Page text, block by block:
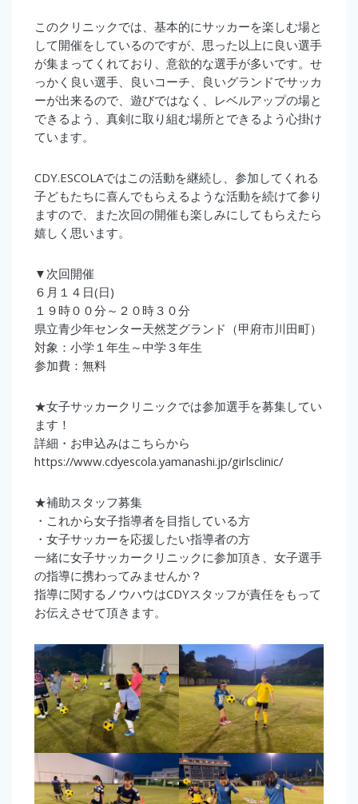
このクリニックでは、基本的にサッカーを楽しむ場と
して開催をしているのですが、思った以上に良い選手
が集まってくれており、意欲的な選手が多いです。せ
っかく良い選手、良いコーチ、良いグランドでサッカ
ーが出来るので、遊びではなく、レベルアップの場と
できるよう、真剣に取り組む場所とできるよう心掛け
ています。
CDY.ESCOLAではこの活動を継続し、参加してくれる
子どもたちに喜んでもらえるような活動を続けて参り
ますので、また次回の開催も楽しみにしてもらえたら
嬉しく思います。
▼次回開催
６月１４日(日)
１９時００分～２０時３０分
県立青少年センター天然芝グランド（甲府市川田町）
対象：小学１年生～中学３年生
参加費：無料
★女子サッカークリニックでは参加選手を募集してい
ます！
詳細・お申込みはこちらから
https://www.cdyescola.yamanashi.jp/girlsclinic/
★補助スタッフ募集
・これから女子指導者を目指している方
・女子サッカーを応援したい指導者の方
一緒に女子サッカークリニックに参加頂き、女子選手
の指導に携わってみませんか？
指導に関するノウハウはCDYスタッフが責任をもって
お伝えさせて頂きます。